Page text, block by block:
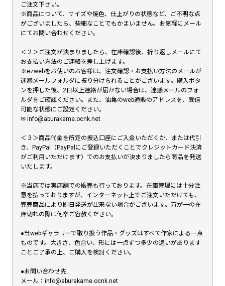
ご注文下さい。
※商品について、サイズや焼色、仕上がりの状態など、ご不明な点
がございましたら、些細なことでもかまいません。お気軽にメール
にてお問い合わせください。
＜２＞ご注文が決まりましたら、在庫確認後、折り返しメールにて
お支払い方法のご連絡を差し上げます。
※ezwebをお使いのお客様は、注文確認・お支払い方法のメールが
迷惑メールフォルダに振り分けられることがございます。購入ボタ
ンを押した後、2日以上連絡が届かない場合は、迷惑メールのフォ
ルダをご確認ください。また、油亀のweb通販のアドレスを、受信
可能な状態にご設定ください。
✉︎ info@aburakame.ocnk.net
＜３＞商品代金を所定の振込口座にご入金いただくか、または代引
き、PayPal（PayPalにご登録いただくことでクレジットカード決済
がご利用いただけます）でのお支払いが決まりましたら商品を発送
いたします。
※当店では実店舗での販売も行っております。在庫管理には十分注
意を払っておりますが、インターネット上でご注文いただけても、
完売商品により即日発送が出来ない場合がございます。万が一の在
庫切れの際は何卒ご容赦ください。
●当webギャラリーで取り扱う作品・グッズはすべて作家による一点
ものです。大きさ、色合い、形には一点ずつ多少の違いがあります
ことご了承の上、ご購入を検討ください。
●お問い合わせ先
メール：info@aburakame.ocnk.net